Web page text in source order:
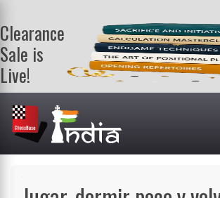
Clearance
Sale is
Live!
Get a FREE
book on
purchasing 2
or more
books. Valid